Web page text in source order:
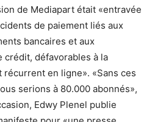
de Mediapart était «entravée
de paiement liés aux
bancaires et aux
crédit, défavorables à la
récurrent en ligne». «Sans ces
serions à 80.000 abonnés»,
Edwy Plenel publie